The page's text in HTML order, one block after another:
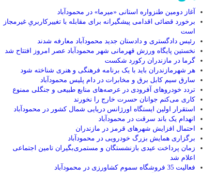
آغاز دومین طنزواره استانی «میرما» در محمودآباد
برخورد قضائی اقدامی پیشگیرانه برای مقابله با تغییرکاربریِ غیرمجاز
است
رئیس دادگستری و دادستان جدید محمودآباد معارفه شدند
نخستین پایگاه ورزش قهرمانی شهر محمودآباد عصر امروز افتتاح شد
گرما در مازندران رکورد شکست
هر شهرمازندران باید با یک برنامه فرهنگی و هنری شناخته شود
سارق سيم کابل برق و مخابرات در دام پليس محمودآباد
تردد خودرو‌های آفرودی در عرصه‌های منابع طبیعی و جنگلی ممنوع
کاری می‌کنم جوانان حسرت خارج را نخورند
استقرار اولین ایستگاه اورژانس دریایی شمال کشور در محمودآباد
انهدام یک باند سرقت در محمودآباد
احتمال افزایش شهر‌های قرمز در مازندران
برگزاری همایش بزرگ خودرویی در محمودآباد
زمان پرداخت عیدی بازنشستگان و مستمری‌بگیران تامین اجتماعی
اعلام شد
فعالیت 35 فروشگاه سموم کشاورزی در محمودآباد